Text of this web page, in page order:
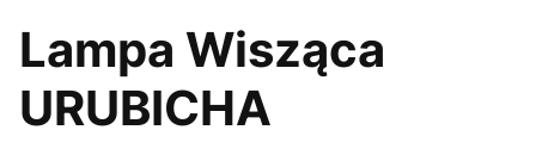
Lampa Wisząca
URUBICHA